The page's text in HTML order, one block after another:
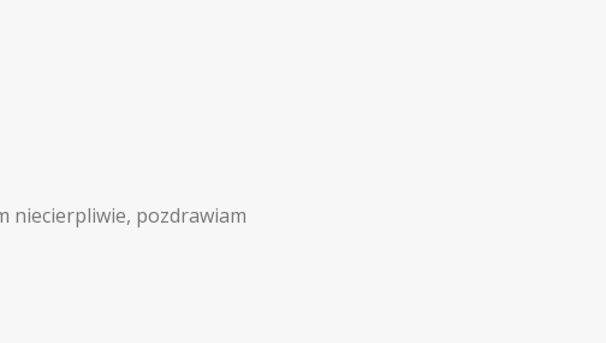
niecierpliwie, pozdrawiam